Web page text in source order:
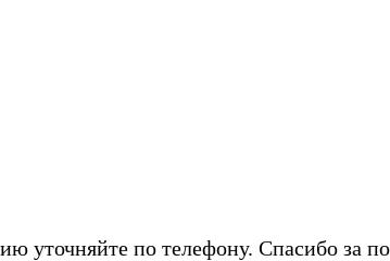
по телефону. Спасибо за